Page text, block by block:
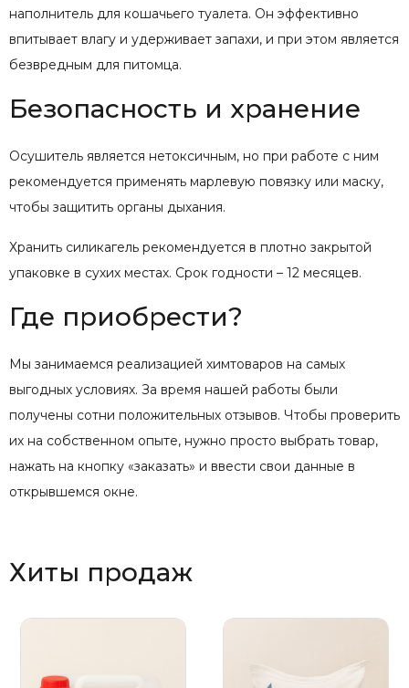
наполнитель для кошачьего туалета. Он эффективно
впитывает влагу и удерживает запахи, и при этом является
безвредным для питомца.
Безопасность и хранение
Осушитель является нетоксичным, но при работе с ним
рекомендуется применять марлевую повязку или маску,
чтобы защитить органы дыхания.
Хранить силикагель рекомендуется в плотно закрытой
упаковке в сухих местах. Срок годности – 12 месяцев.
Где приобрести?
Мы занимаемся реализацией химтоваров на самых
выгодных условиях. За время нашей работы были
получены сотни положительных отзывов. Чтобы проверить
их на собственном опыте, нужно просто выбрать товар,
нажать на кнопку «заказать» и ввести свои данные в
открывшемся окне.
Хиты продаж